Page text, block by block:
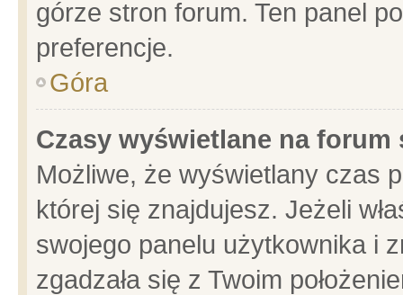
górze stron forum. Ten panel
preferencje.
Góra
Czasy wyświetlane na forum
Możliwe, że wyświetlany czas
której się znajdujesz. Jeżeli
swojego panelu użytkownika i
zgadzała się z Twoim